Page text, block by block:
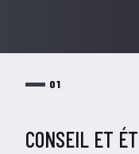
01
CONSEIL ET